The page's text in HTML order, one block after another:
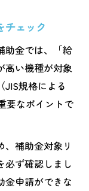
チェック
助金では、「給
高い機種が対象
JIS規格による
要なポイントで
補助金対象リ
必ず確認しまし
金申請ができな